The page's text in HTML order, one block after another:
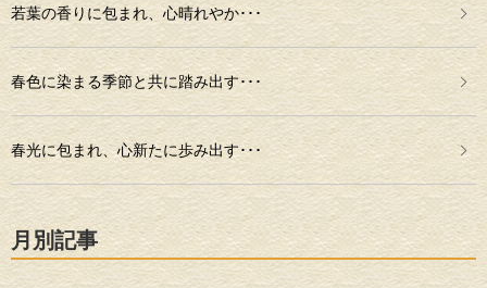
若葉の香りに包まれ、心晴れやか･･･
春色に染まる季節と共に踏み出す･･･
春光に包まれ、心新たに歩み出す･･･
月別記事